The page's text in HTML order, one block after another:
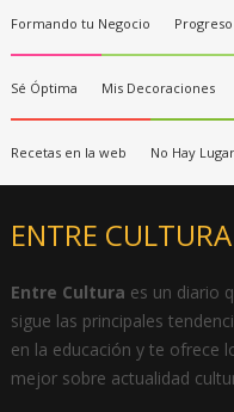
Formando tu Negocio
Sé Óptima Mis Decoraciones
Recetas en la web No Hay
ENTRE CULTURA
Entre Cultura es un diario
sigue las principales
en la educación y te ofrece
mejor sobre actualidad